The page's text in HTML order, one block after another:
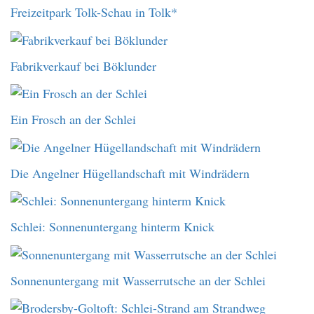
Freizeitpark Tolk-Schau in Tolk*
Fabrikverkauf bei Böklunder
Ein Frosch an der Schlei
Die Angelner Hügellandschaft mit Windrädern
Schlei: Sonnenuntergang hinterm Knick
Sonnenuntergang mit Wasserrutsche an der Schlei